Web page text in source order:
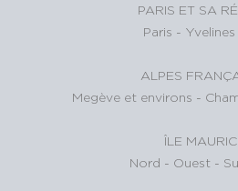
PARIS ET SA
Paris -
ALPES
Megève et environs -
ÎLE
Nord - Ouest -